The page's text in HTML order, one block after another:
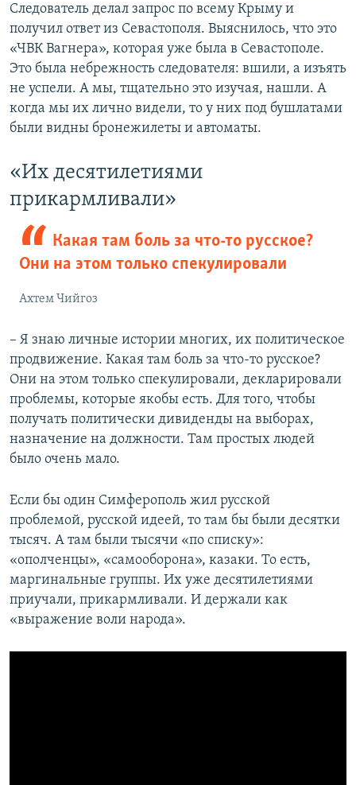
Следователь делал запрос по всему Крыму и
получил ответ из Севастополя. Выяснилось, что это
«ЧВК Вагнера», которая уже была в Севастополе.
Это была небрежность следователя: вшили, а изъять
не успели. А мы, тщательно это изучая, нашли. А
когда мы их лично видели, то у них под бушлатами
были видны бронежилеты и автоматы.
«Их десятилетиями
прикармливали»
Какая там боль за что-то русское?
Они на этом только спекулировали
Ахтем Чийгоз
– Я знаю личные истории многих, их политическое
продвижение. Какая там боль за что-то русское?
Они на этом только спекулировали, декларировали
проблемы, которые якобы есть. Для того, чтобы
получать политически дивиденды на выборах,
назначение на должности. Там простых людей
было очень мало.
Если бы один Симферополь жил русской
проблемой, русской идеей, то там бы были десятки
тысяч. А там были тысячи «по списку»:
«ополченцы», «самооборона», казаки. То есть,
маргинальные группы. Их уже десятилетиями
приучали, прикармливали. И держали как
«выражение воли народа».